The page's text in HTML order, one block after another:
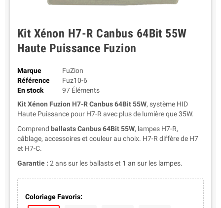
Kit Xénon H7-R Canbus 64Bit 55W
Haute Puissance Fuzion
Marque
FuZion
Référence
Fuz10-6
En stock
97 Éléments
Kit Xénon Fuzion H7-R Canbus 64Bit 55W, système HID
Haute Puissance pour H7-R avec plus de lumière que 35W.
Comprend ballasts Canbus 64Bit 55W, lampes H7-R,
câblage, accessoires et couleur au choix. H7-R diffère de H7
et H7-C.
Garantie : 2 ans sur les ballasts et 1 an sur les lampes.
Coloriage Favoris: